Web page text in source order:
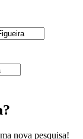
nova pesquisa!